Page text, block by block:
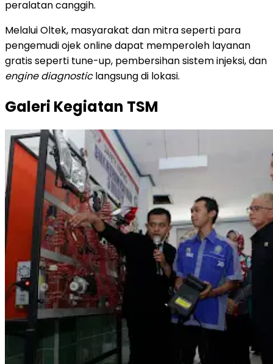
peralatan canggih.
Melalui Oltek, masyarakat dan mitra seperti para
pengemudi ojek online dapat memperoleh layanan
gratis seperti tune-up, pembersihan sistem injeksi, dan
engine diagnosticlangsung di lokasi.
Galeri Kegiatan TSM